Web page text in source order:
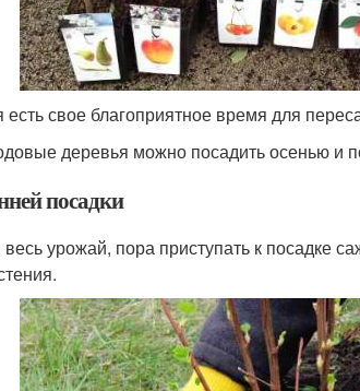
свое благоприятное время для
деревья можно посадить осенью и
посадки
весь урожай, пора приступать к посадке